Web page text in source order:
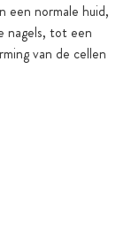
een normale huid,
nagels, tot een
van de cellen